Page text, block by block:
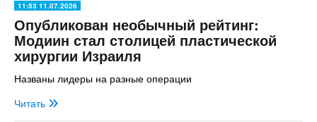
11:53 11.07.2026
Опубликован необычный рейтинг:
Модиин стал столицей пластической
хирургии Израиля
Названы лидеры на разные операции
Читать